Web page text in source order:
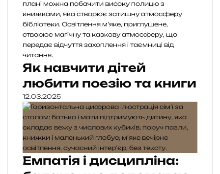
Як навчити дітей
любити поезію та книги
12.03.2025
Емпатія і дисципліна: